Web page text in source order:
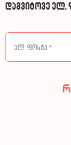
დაგვიტოვე ელ.